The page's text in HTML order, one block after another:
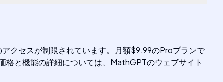
クセスが制限されています。月額$9.99のProプランで
と機能の詳細については、MathGPTのウェブサイト